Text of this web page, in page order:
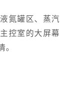
氮罐区、蒸汽
控室的大屏幕
。